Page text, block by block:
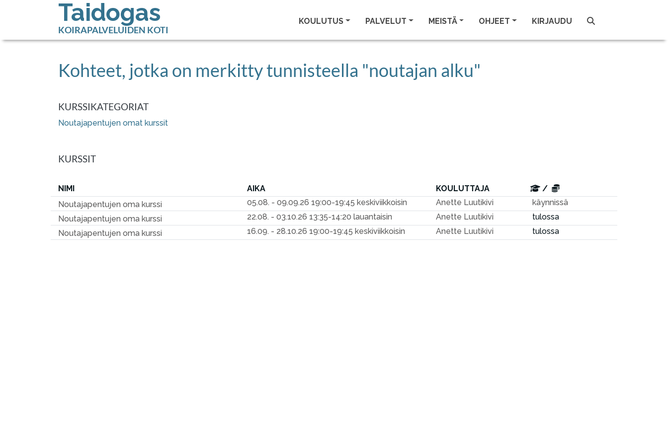
Taidogas
KOIRAPALVELUIDEN KOTI
KOULUTUS PALVELUT MEISTÄ OHJEET KIRJAUDU
Kohteet, jotka on merkitty tunnisteella "noutajan alku"
KURSSIKATEGORIAT
Noutajapentujen omat kurssit
KURSSIT
NIMI AIKA KOULUTTAJA
/
Noutajapentujen oma kurssi
05.08. - 09.09.26 19:00-19:45 keskiviikkoisin Anette Luutikivi
käynnissä
Noutajapentujen oma kurssi
22.08. - 03.10.26 13:35-14:20 lauantaisin Anette Luutikivi
tulossa
Noutajapentujen oma kurssi
16.09. - 28.10.26 19:00-19:45 keskiviikkoisin Anette Luutikivi tulossa